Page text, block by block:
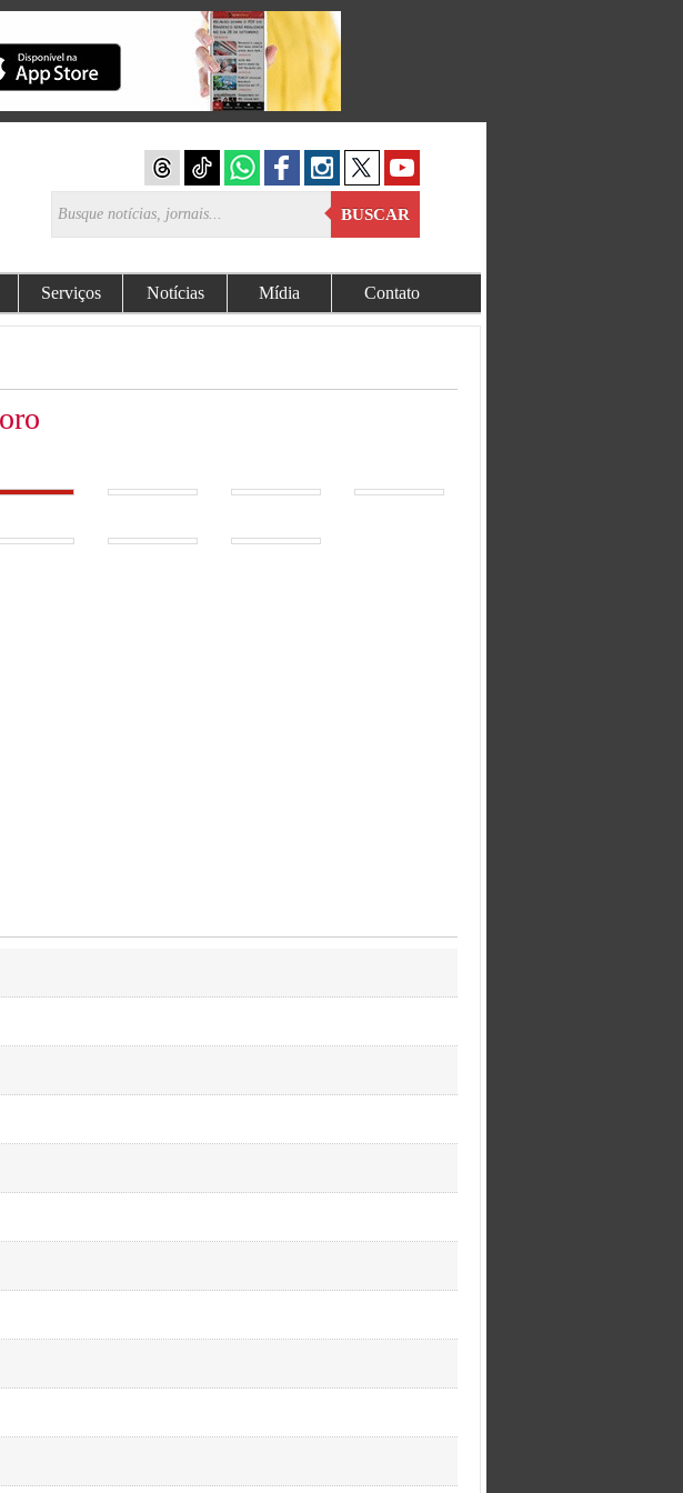
BUSCAR
Serviços Notícias Mídia Contato